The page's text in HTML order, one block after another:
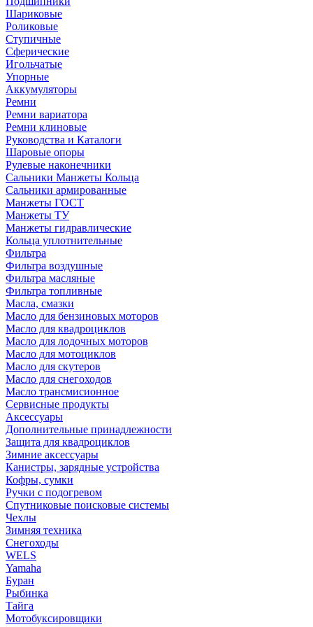
Шариковые
Роликовые
Ступичные
Сферические
Игольчатые
Упорные
Аккумуляторы
Ремни
Ремни вариатора
Ремни клиновые
Руководства и Каталоги
Шаровые опоры
Рулевые наконечники
Сальники Манжеты Кольца
Сальники армированные
Манжеты ГОСТ
Манжеты ТУ
Манжеты гидравлические
Кольца уплотнительные
Фильтра
Фильтра воздушные
Фильтра масляные
Фильтра топливные
Масла, смазки
Масло для бензиновых моторов
Масло для квадроциклов
Масло для лодочных моторов
Масло для мотоциклов
Масло для скутеров
Масло для снегоходов
Масло трансмисионное
Сервисные продукты
Аксессуары
Дополнительные принадлежности
Защита для квадроциклов
Зимние аксессуары
Канистры, зарядные устройства
Кофры, сумки
Ручки с подогревом
Спутниковые поисковые системы
Чехлы
Зимняя техника
Снегоходы
WELS
Yamaha
Буран
Рыбинка
Тайга
Мотобуксировщики